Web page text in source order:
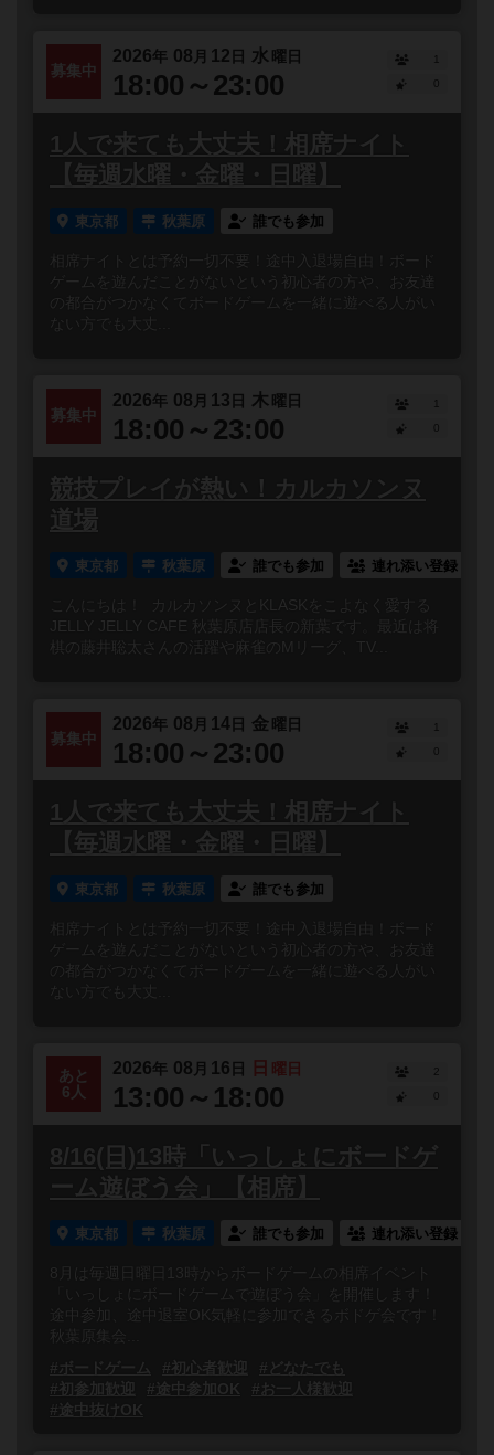
募集中
2026年 08 月 12 日 水 曜日
18:00～23:00
1
1人で来ても大丈夫！相席ナイト
【毎週水曜・金曜・日曜】
東京都 秋葉原 誰でも参加
相席ナイトとは予約一切不要！途中入退場自由！ボード
ゲームを遊んだことがないという初心者の方や、お友達
の都合がつかなくてボードゲームを一緒に遊べる人がい
ない方でも大丈...
募集中
2026年 08 月 13 日 木曜日
18:00～23:00
1
競技プレイが熱い！カルカソンヌ
道場
東京都 秋葉原 誰でも参加 連れ添い登録
こんにちは！ カルカソンヌとKLASKをこよなく愛する
JELLY JELLY CAFE 秋葉原店店長の新葉です。最近は将
棋の藤井聡太さんの活躍や麻雀のMリーグ、TV...
募集中
2026年 08 月 14 日 金曜日
18:00～23:00
1
1人で来ても大丈夫！相席ナイト
【毎週水曜・金曜・日曜】
東京都 秋葉原 誰でも参加
相席ナイトとは予約一切不要！途中入退場自由！ボード
ゲームを遊んだことがないという初心者の方や、お友達
の都合がつかなくてボードゲームを一緒に遊べる人がい
ない方でも大丈...
あと
6人
2026年 08 月 16 日 日 曜日
13:00～18:00
2
8/16(日)13時「いっしょにボードゲ
ーム遊ぼう会」【相席】
東京都 秋葉原 誰でも参加 連れ添い登録
8月は毎週日曜日13時からボードゲームの相席イベント
「いっしょにボードゲームで遊ぼう会」を開催します！
途中参加、途中退室OK気軽に参加できるボドゲ会です！
秋葉原集会...
#ボードゲーム
#初心者歓迎
#どなたでも
#初参加歓迎
#途中参加OK
#お一人様歓迎
#途中抜けOK